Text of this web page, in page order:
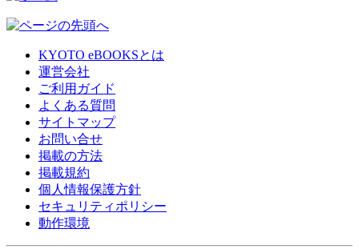
KYOTO eBOOKSとは
運営会社
ご利用ガイド
よくある質問
サイトマップ
お問い合せ
掲載の方法
掲載規約
個人情報保護方針
セキュリティポリシー
動作環境